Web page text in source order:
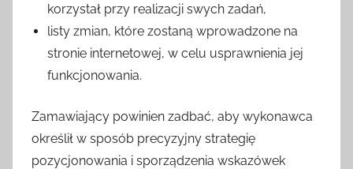
korzystał przy realizacji swych zadań,
listy zmian, które zostaną wprowadzone na
stronie internetowej, w celu usprawnienia jej
funkcjonowania.
Zamawiający powinien zadbać, aby wykonawca
określił w sposób precyzyjny strategię
pozycjonowania i sporządzenia wskazówek